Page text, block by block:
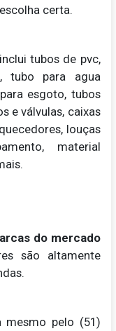
certa.
tubos de pvc,
tubo para agua
esgoto, tubos
e válvulas, caixas
louças
material
do mercado
são altamente
mesmo pelo (51)